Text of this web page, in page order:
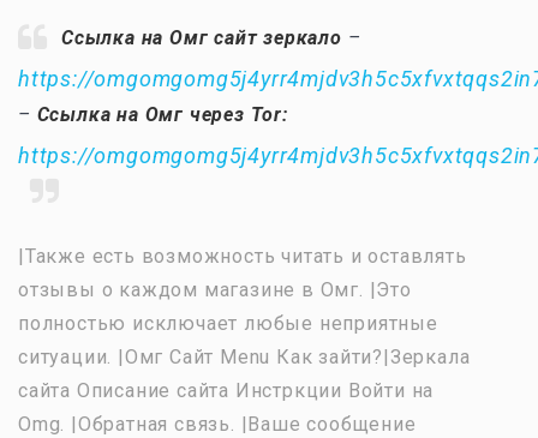
Ссылка на Омг сайт зеркало –
https://
– Ссылка на Омг через Tor:
https://
|Также есть возможность читать и оставлять
отзывы о каждом магазине в Омг. |Это
полностью исключает любые неприятные
ситуации. |Омг Сайт Menu Как зайти?|Зеркала
сайта Описание сайта Инстркции Войти на
Omg. |Обратная связь. |Ваше сообщение